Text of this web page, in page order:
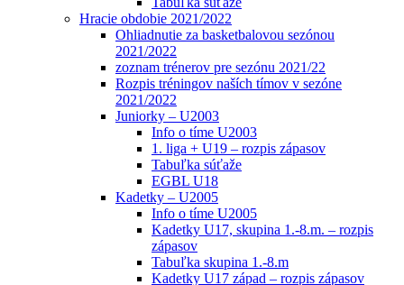
Hracie obdobie 2021/2022
Ohliadnutie za basketbalovou sezónou
2021/2022
zoznam trénerov pre sezónu 2021/22
Rozpis tréningov naších tímov v sezóne
2021/2022
Juniorky – U2003
Info o tíme U2003
1. liga + U19 – rozpis zápasov
Tabuľka súťaže
EGBL U18
Kadetky – U2005
Info o tíme U2005
Kadetky U17, skupina 1.-8.m. – rozpis
zápasov
Tabuľka skupina 1.-8.m
Kadetky U17 západ – rozpis zápasov